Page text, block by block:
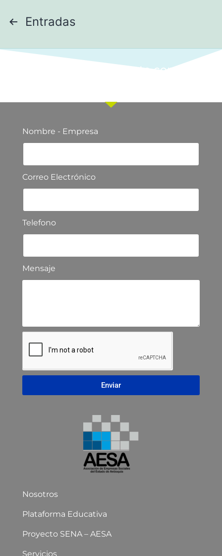
Entradas
Ponte en contacto con
Nombre - Empresa
Correo Electrónico
Telefono
Mensaje
Enviar
Nosotros
Plataforma Educativa
Proyecto SENA – AESA
Servicios